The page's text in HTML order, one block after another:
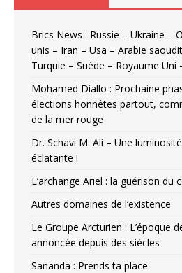
Brics News : Russie – Ukraine –
unis – Iran – Usa – Arabie
Turquie – Suède – Royaume Uni
Mohamed Diallo : Prochaine
élections honnêtes partout,
de la mer rouge
Dr. Schavi M. Ali – Une
éclatante !
L’archange Ariel : la guérison du
Autres domaines de l’existence
Le Groupe Arcturien : L’époque
annoncée depuis des siècles
Sananda : Prends ta place